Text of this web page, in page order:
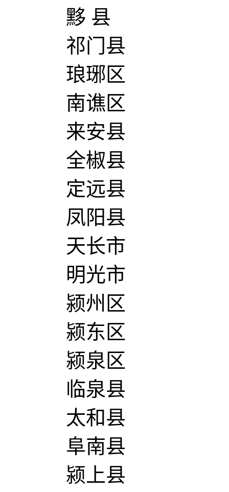
黟 县
祁门县
琅琊区
南谯区
来安县
全椒县
定远县
凤阳县
天长市
明光市
颍州区
颍东区
颍泉区
临泉县
太和县
阜南县
颍上县